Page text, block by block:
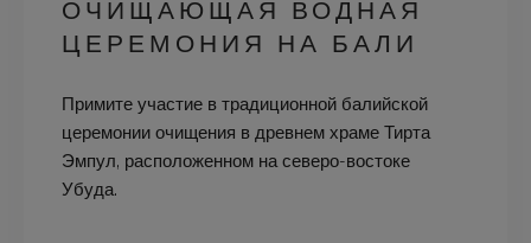
ОЧИЩАЮЩАЯ ВОДНАЯ
ЦЕРЕМОНИЯ НА БАЛИ
Примите участие в традиционной балийской
церемонии очищения в древнем храме Тирта
Эмпул, расположенном на северо-востоке
Убуда.